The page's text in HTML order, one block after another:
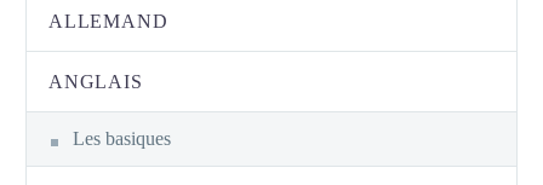
ALLEMAND
ANGLAIS
Les basiques